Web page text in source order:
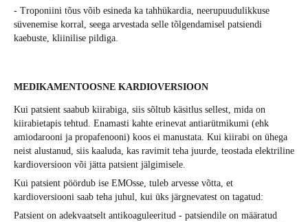
- Troponiini tõus võib esineda ka tahhükardia, neerupuudulikkuse
süvenemise korral, seega arvestada selle tõlgendamisel patsiendi
kaebuste, kliinilise pildiga.
MEDIKAMENTOOSNE KARDIOVERSIOON
Kui patsient saabub kiirabiga, siis sõltub käsitlus sellest, mida on
kiirabietapis tehtud. Enamasti kahte erinevat antiarütmikumi (ehk
amiodarooni ja propafenooni) koos ei manustata. Kui kiirabi on ühega
neist alustanud, siis kaaluda, kas ravimit teha juurde, teostada elektriline
kardioversioon või jätta patsient jälgimisele.
Kui patsient pöördub ise EMOsse, tuleb arvesse võtta, et
kardioversiooni saab teha juhul, kui üks järgnevatest on tagatud:
Patsient on adekvaatselt antikoaguleeritud - patsiendile on määratud